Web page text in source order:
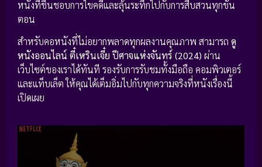
หนังที่ชื่นชอบการไขคดีและลุ้นระทึกไปกับการสืบสวนทุกขั้น
ตอน
สำหรับคอหนังที่ไม่อยากพลาดทุกผลงานคุณภาพ สามารถ ดู
หนังออนไลน์ ตี๋เหรินเจี๋ย ปีศาจแห่งจันทร์ (2024) ผ่าน
เว็บไซต์ของเราได้ทันที รองรับการรับชมทั้งมือถือ คอมพิวเตอร์
และแท็บเล็ต ให้คุณได้เต็มอิ่มไปกับทุกความจริงที่หนังเรื่องนี้
เปิดเผย